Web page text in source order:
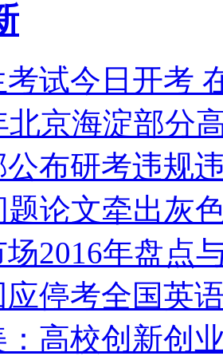
试今日开考
北京海淀部分
布研考违规
题论文牵出灰
2016年盘点
应停考全国英
：高校创新创